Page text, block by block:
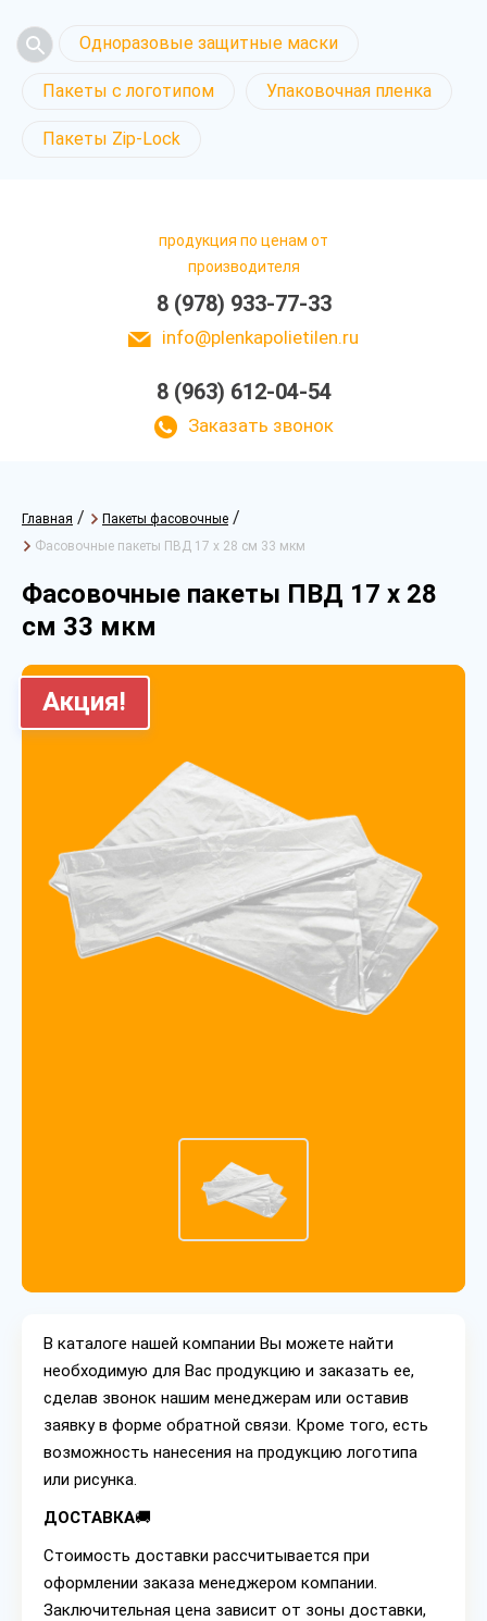
Одноразовые защитные маски
Пакеты с логотипом Упаковочная пленка
Пакеты Zip-Lock
продукция по ценам от
производителя
8 (978) 933-77-33
info@plenkapolietilen.ru
8 (963) 612-04-54
Заказать звонок
Главная / Пакеты фасовочные /
Фасовочные пакеты ПВД 17 х 28 см 33 мкм
Фасовочные пакеты ПВД 17 х 28
см 33 мкм
Акция!
В каталоге нашей компании Вы можете найти
необходимую для Вас продукцию и заказать ее,
сделав звонок нашим менеджерам или оставив
заявку в форме обратной связи. Кроме того, есть
возможность нанесения на продукцию логотипа
или рисунка.
ДОСТАВКА🚚
Стоимость доставки рассчитывается при
оформлении заказа менеджером компании.
Заключительная цена зависит от зоны доставки,